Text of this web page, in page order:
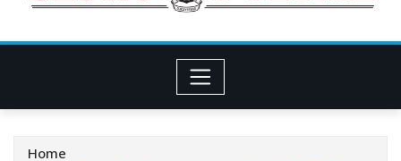
Home